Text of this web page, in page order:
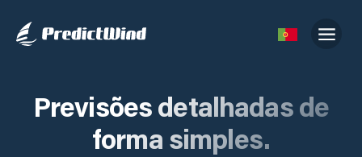
Previsões detalhadas de
forma simples.